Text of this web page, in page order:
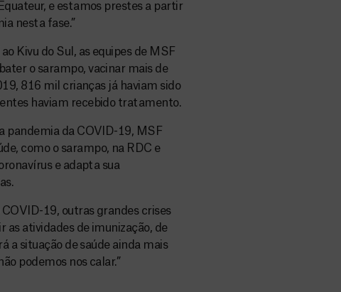
e estamos prestes a partir
nesta fase.”
Kivu do Sul, as equipes de MSF
o sarampo, vacinar mais de
816 mil crianças já haviam sido
haviam recebido tratamento.
pandemia da COVID-19, MSF
como o sarampo, na RDC e
e adapta sua
19, outras grandes crises
as atividades de imunização, de
a situação de saúde ainda mais
podemos nos calar.”